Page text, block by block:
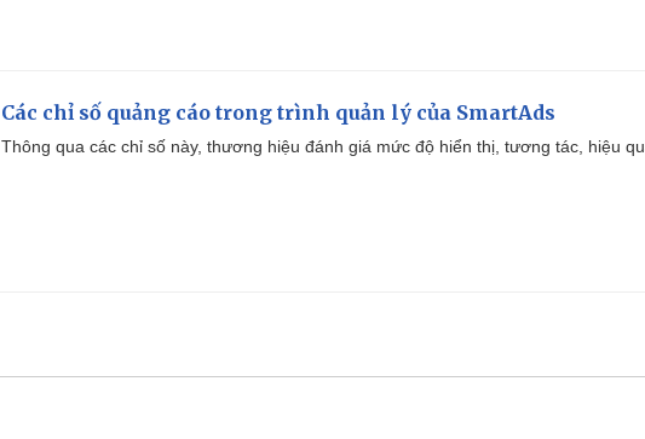
Các chỉ số quảng cáo trong trình quản lý của SmartAds
Thông qua các chỉ số này, thương hiệu đánh giá mức độ hiển thị, tương tác, hiệu